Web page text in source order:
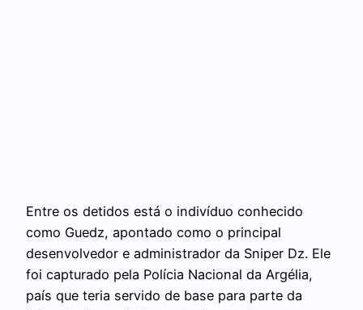
Entre os detidos está o indivíduo conhecido
como Guedz, apontado como o principal
desenvolvedor e administrador da Sniper Dz. Ele
foi capturado pela Polícia Nacional da Argélia,
país que teria servido de base para parte da